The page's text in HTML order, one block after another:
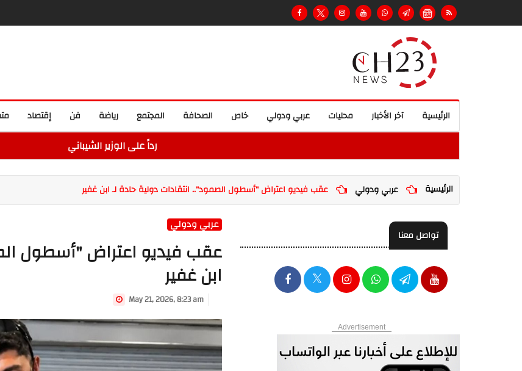
إقتصاد فن رياضة المجتمع الصحافة خاص عربي ودولي محليات آخر الأخبار الرئيسية
رداً على الوزير الشيباني
الرئيسية عربي ودولي عقب فيديو اعتراض "أسطول الصمود".. انتقادات دولية حادة لـ ابن غفير
عربي ودولي
عقب فيديو اعتراض "أسطول
ابن غفير
May 21, 2026, 8:23 am
تواصل معنا
Advertisement